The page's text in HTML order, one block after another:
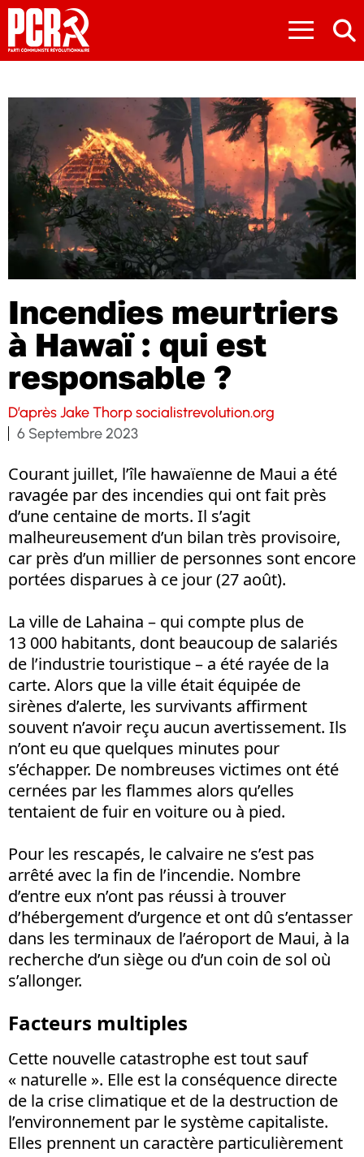
≡
Incendies meurtriers
à Hawaï : qui est
responsable ?
D’après Jake Thorp socialistrevolution.org
6 Septembre 2023
Courant juillet, l’île hawaïenne de Maui a été
ravagée par des incendies qui ont fait près
d’une centaine de morts. Il s’agit
malheureusement d’un bilan très provisoire,
car près d’un millier de personnes sont encore
portées disparues à ce jour (27 août).
La ville de Lahaina – qui compte plus de
13 000 habitants, dont beaucoup de salariés
de l’industrie touristique – a été rayée de la
carte. Alors que la ville était équipée de
sirènes d’alerte, les survivants affirment
souvent n’avoir reçu aucun avertissement. Ils
n’ont eu que quelques minutes pour
s’échapper. De nombreuses victimes ont été
cernées par les flammes alors qu’elles
tentaient de fuir en voiture ou à pied.
Pour les rescapés, le calvaire ne s’est pas
arrêté avec la fin de l’incendie. Nombre
d’entre eux n’ont pas réussi à trouver
d’hébergement d’urgence et ont dû s’entasser
dans les terminaux de l’aéroport de Maui, à la
recherche d’un siège ou d’un coin de sol où
s’allonger.
Facteurs multiples
Cette nouvelle catastrophe est tout sauf
« naturelle ». Elle est la conséquence directe
de la crise climatique et de la destruction de
l’environnement par le système capitaliste.
Elles prennent un caractère particulièrement